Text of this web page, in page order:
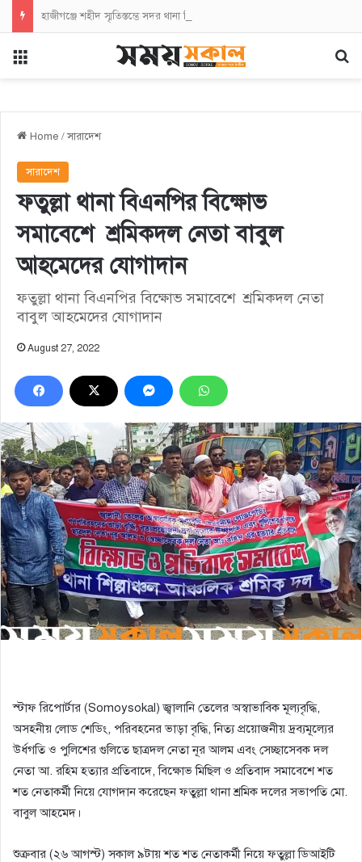
হাজীগঞ্জে শহীদ স্মৃতিস্তম্ভে সদর থানা বিএনপির পুষ্পস্তবক অর্পণ
Home /সারাদেশ
সারাদেশ
ফতুল্লা থানা বিএনপির বিক্ষোভ
সমাবেশে শ্রমিকদল নেতা বাবুল
আহমেদের যোগাদান
ফতুল্লা থানা বিএনপির বিক্ষোভ সমাবেশে শ্রমিকদল নেতা
বাবুল আহমেদের যোগাদান
August 27, 2022
স্টাফ রিপোর্টার (Somoysokal) জ্বালানি তেলের অস্বাভাবিক মূল্যবৃদ্ধি,
অসহনীয় লোড শেডিং, পরিবহনের ভাড়া বৃদ্ধি, নিত্য প্রয়োজনীয় দ্রব্যমূল্যের
উর্ধগতি ও পুলিশের গুলিতে ছাত্রদল নেতা নূর আলম এবং সেচ্ছাসেবক দল
নেতা আ. রহিম হত্যার প্রতিবাদে, বিক্ষোভ মিছিল ও প্রতিবাদ সমাবেশে শত
শত নেতাকর্মী নিয়ে যোগদান করেছেন ফতুল্লা থানা শ্রমিক দলের সভাপতি মো.
বাবুল আহমেদ।
শুক্রবার (২৬ আগস্ট) সকাল ৯টায় শত শত নেতাকর্মী নিয়ে ফতুল্লা ডিআইটি